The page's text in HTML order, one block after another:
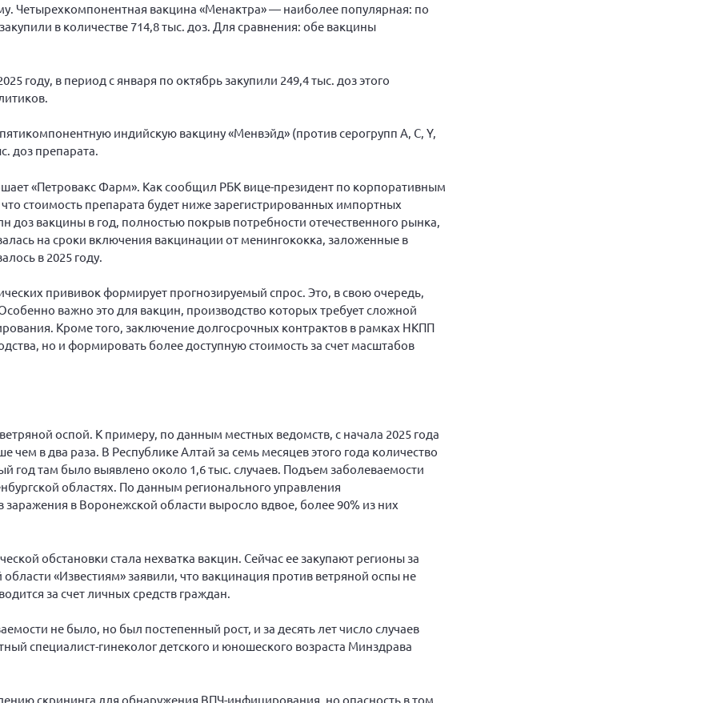
Четырехкомпонентная вакцина «Менактра» — наиболее популярная: по
в количестве 714,8 тыс. доз. Для сравнения: обе вакцины
году, в период с января по октябрь закупили 249,4 тыс. доз этого
индийскую вакцину «Менвэйд» (против серогрупп A, C, Y,
доз препарата.
«Петровакс Фарм». Как сообщил РБК вице-президент по корпоративным
стоимость препарата будет ниже зарегистрированных импортных
доз вакцины в год, полностью покрыв потребности отечественного рынка,
на сроки включения вакцинации от менингококка, заложенные в
в 2025 году.
прививок формирует прогнозируемый спрос. Это, в свою очередь,
важно это для вакцин, производство которых требует сложной
Кроме того, заключение долгосрочных контрактов в рамках НКПП
но и формировать более доступную стоимость за счет масштабов
оспой. К примеру, по данным местных ведомств, с начала 2025 года
в два раза. В Республике Алтай за семь месяцев этого года количество
год там было выявлено около 1,6 тыс. случаев. Подъем заболеваемости
областях. По данным регионального управления
заражения в Воронежской области выросло вдвое, более 90% из них
обстановки стала нехватка вакцин. Сейчас ее закупают регионы за
«Известиям» заявили, что вакцинация против ветряной оспы не
за счет личных средств граждан.
не было, но был постепенный рост, и за десять лет число случаев
специалист-гинеколог детского и юношеского возраста Минздрава
скрининга для обнаружения ВПЧ-инфицирования, но опасность в том,